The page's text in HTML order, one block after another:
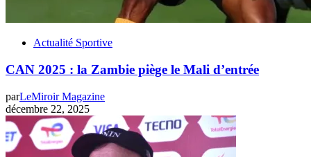
Actualité Sportive
‎CAN 2025 : la Zambie piège le Mali d’entrée
parLeMiroir Magazine
décembre 22, 2025